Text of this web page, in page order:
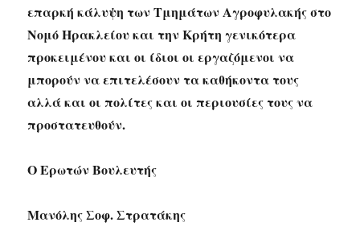
επαρκή κάλυψη των Τμημάτων Αγροφυλακής στο
Νομό Ηρακλείου και την Κρήτη γενικότερα
προκειμένου και οι ίδιοι οι εργαζόμενοι να
μπορούν να επιτελέσουν τα καθήκοντα τους
αλλά και οι πολίτες και οι περιουσίες τους να
προστατευθούν.
Ο Ερωτών Βουλευτής
Μανόλης Σοφ. Στρατάκης